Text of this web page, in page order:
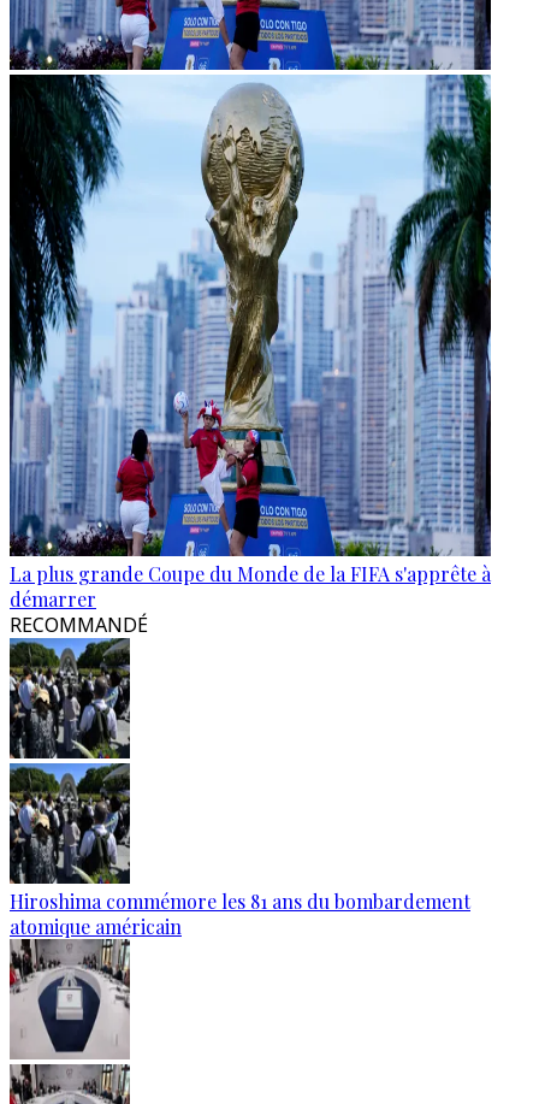
La plus grande Coupe du Monde de la FIFA s'apprête à
démarrer
RECOMMANDÉ
Hiroshima commémore les 81 ans du bombardement
atomique américain